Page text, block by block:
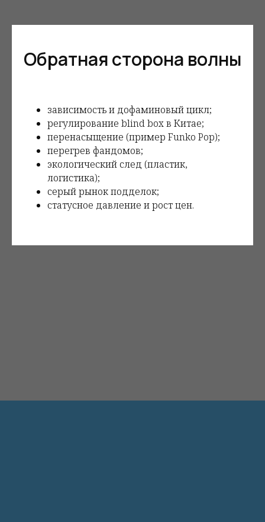
Обратная сторона волны
зависимость и дофаминовый цикл;
регулирование blind box в Китае;
перенасыщение (пример Funko Pop);
перегрев фандомов;
экологический след (пластик,
логистика);
серый рынок подделок;
статусное давление и рост цен.